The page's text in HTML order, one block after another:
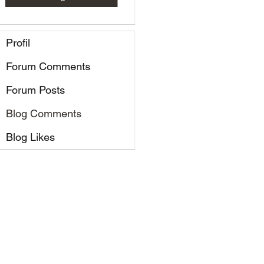
Profil
Forum Comments
Forum Posts
Blog Comments
Blog Likes